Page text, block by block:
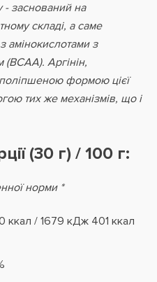
заснований на
складі, а саме
амінокислотами з
Аргінін,
формою цієї
тих же механізмів, що і
(30 г) / 100 г:
норми *
ккал / 1679 кДж 401 ккал